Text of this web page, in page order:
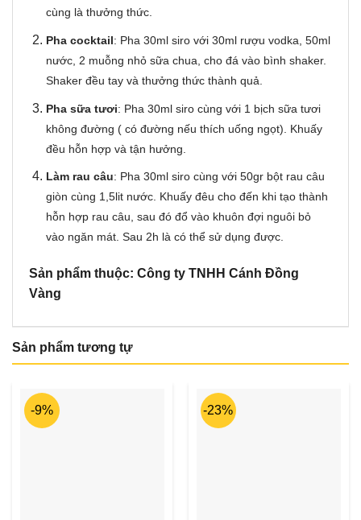
cùng là thưởng thức.
Pha cocktail: Pha 30ml siro với 30ml rượu vodka, 50ml
nước, 2 muỗng nhỏ sữa chua, cho đá vào bình shaker.
Shaker đều tay và thưởng thức thành quả.
Pha sữa tươi: Pha 30ml siro cùng với 1 bịch sữa tươi
không đường ( có đường nếu thích uống ngọt). Khuấy
đều hỗn hợp và tận hưởng.
Làm rau câu: Pha 30ml siro cùng với 50gr bột rau câu
giòn cùng 1,5lit nước. Khuấy đêu cho đến khi tạo thành
hỗn hợp rau câu, sau đó đổ vào khuôn đợi nguôi bỏ
vào ngăn mát. Sau 2h là có thể sử dụng được.
Sản phẩm thuộc: Công ty TNHH Cánh Đồng
Vàng
Sản phẩm tương tự
-9% -23%